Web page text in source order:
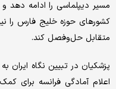
مسیر دیپلماسی را ادامه دهد
کشورهای حوزه خلیج فارس را
متقابل حل‌وفصل کند.
پزشکیان در تبیین نگاه ایران
اعلام آمادگی فرانسه برای